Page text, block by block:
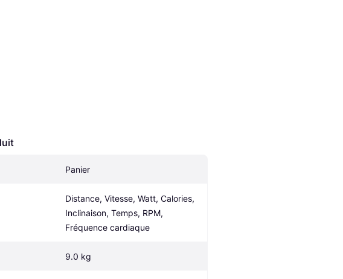
Panier
Distance, Vitesse, Watt, Calories,
Inclinaison, Temps, RPM,
Fréquence cardiaque
9.0 kg